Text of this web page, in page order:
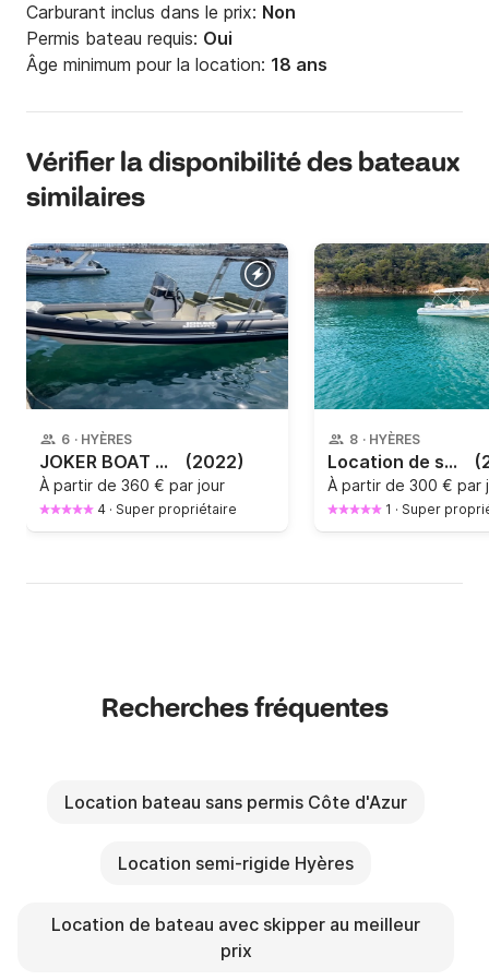
Carburant inclus dans le prix: Non
Permis bateau requis: Oui
Âge minimum pour la location: 18 ans
Vérifier la disponibilité des bateaux
similaires
6 · HYÈRES
JOKER BOAT COASTER 580 NOUVEAUTES JUILLET 2022 (2022)
À partir de 360 € par jour
4 · Super propriétaire
8 · HYÈRES
Location de semi-rigide, Joker Boat Clubman 21
À partir de 300 € par
1 · Super
Recherches fréquentes
Location bateau sans permis Côte d'Azur
Location semi-rigide Hyères
Location de bateau avec skipper au meilleur
prix